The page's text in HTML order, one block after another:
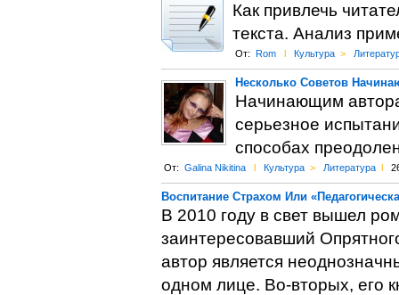
Как привлечь
текста. Анализ
От: Rom l Культура >
Несколько Советов
Начинающим
серьезное
способах
От: Galina Nikitina l Культура > Литература l
Воспитание Страхом Или
В 2010 году в свет вышел
заинтересовавший
автор является
одном лице. Во-вторых, его